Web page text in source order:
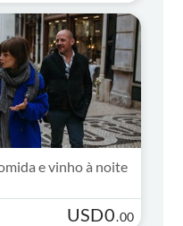
e vinho à noite
USD0.00